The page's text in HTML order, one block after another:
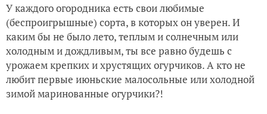
У каждого огородника есть свои любимые
(беспроигрышные) сорта, в которых он уверен. И
каким бы не было лето, теплым и солнечным или
холодным и дождливым, ты все равно будешь с
урожаем крепких и хрустящих огурчиков. А кто не
любит первые июньские малосольные или холодной
зимой маринованные огурчики?!